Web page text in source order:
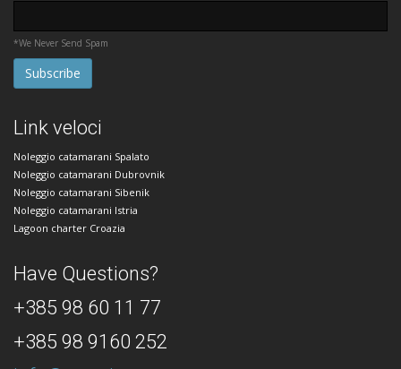
*We Never Send Spam
Link veloci
Noleggio catamarani Spalato
Noleggio catamarani Dubrovnik
Noleggio catamarani Sibenik
Noleggio catamarani Istria
Lagoon charter Croazia
Have Questions?
+385 98 60 11 77
+385 98 9160 252